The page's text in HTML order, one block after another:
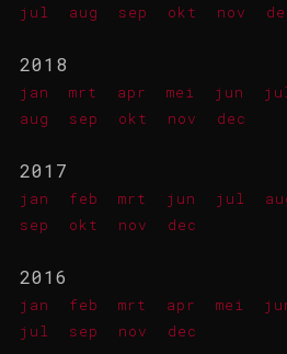
jul
aug sep okt nov
2018
jan mrt apr mei jun
aug
sep okt nov dec
2017
jan feb mrt jun jul
sep
okt nov dec
2016
jan feb mrt apr mei
jul
sep nov dec